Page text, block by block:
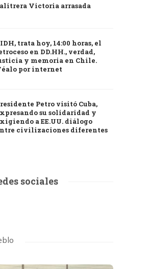
Victoria arrasada
trata hoy, 14:00 horas, el
en DD.HH., verdad,
y memoria en Chile.
por internet
Petro visitó Cuba,
su solidaridad y
a EE.UU. diálogo
civilizaciones diferentes
sociales